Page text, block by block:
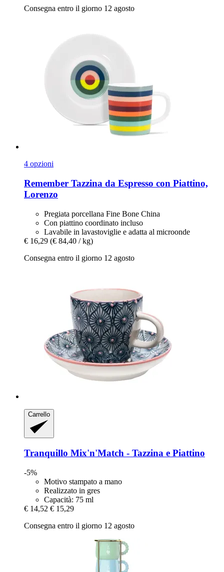
Consegna entro il giorno 12 agosto
4 opzioni
Remember Tazzina da Espresso con Piattino,
Lorenzo
Pregiata porcellana Fine Bone China
Con piattino coordinato incluso
Lavabile in lavastoviglie e adatta al microonde
€ 16,29 (€ 84,40 / kg)
Consegna entro il giorno 12 agosto
Carrello
Tranquillo Mix'n'Match -​ Tazzina e Piattino
-5%
Motivo stampato a mano
Realizzato in gres
Capacità: 75 ml
€ 14,52 € 15,29
Consegna entro il giorno 12 agosto